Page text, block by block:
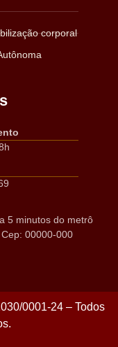
corporal
5 minutos do metrô
00000-000
0001-24 – Todos